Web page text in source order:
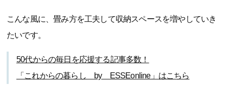
こんな風に、畳み方を工夫して収納スペースを増やしていき
たいです。
50代からの毎日を応援する記事多数！
「これからの暮らし by ESSEonline」はこちら